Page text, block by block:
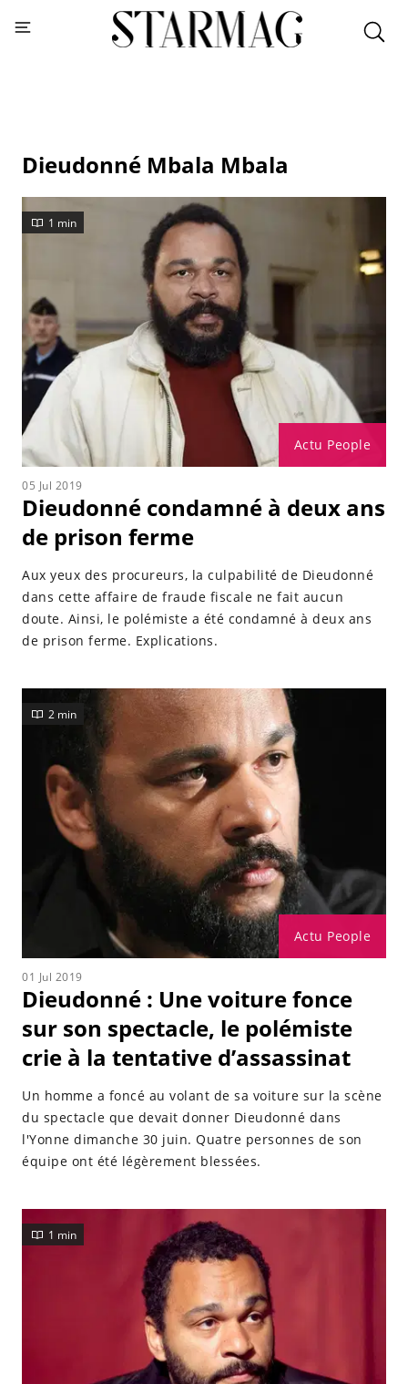
Dieudonné Mbala Mbala
Actu People
1 min
05 Jul 2019
Dieudonné condamné à deux ans
de prison ferme
Aux yeux des procureurs, la culpabilité de Dieudonné
dans cette affaire de fraude fiscale ne fait aucun
doute. Ainsi, le polémiste a été condamné à deux ans
de prison ferme. Explications.
Actu People
2 min
01 Jul 2019
Dieudonné : Une voiture fonce
sur son spectacle, le polémiste
crie à la tentative d’assassinat
Un homme a foncé au volant de sa voiture sur la scène
du spectacle que devait donner Dieudonné dans
l'Yonne dimanche 30 juin. Quatre personnes de son
équipe ont été légèrement blessées.
1 min